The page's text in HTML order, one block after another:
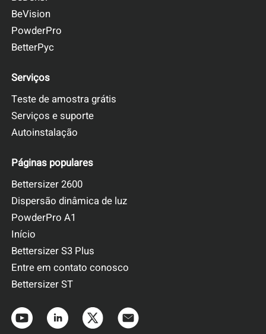
BeVision
PowderPro
BetterPyc
Serviços
Teste de amostra grátis
Serviços e suporte
Autoinstalação
Páginas populares
Bettersizer 2600
Dispersão dinâmica de luz
PowderPro A1
Início
Bettersizer S3 Plus
Entre em contato conosco
Bettersizer ST